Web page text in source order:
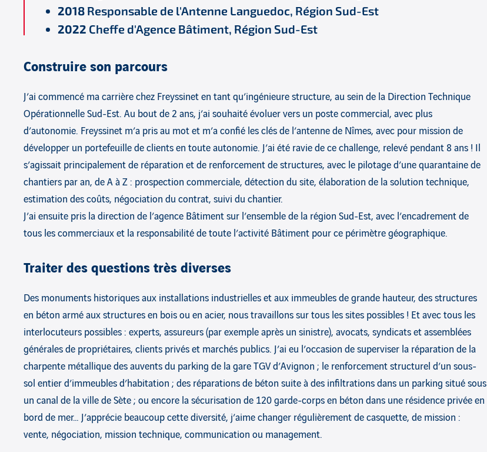
2018 Responsable de l'Antenne Languedoc, Région Sud-Est
2022 Cheffe d'Agence Bâtiment, Région Sud-Est
Construire son parcours
J’ai commencé ma carrière chez Freyssinet en tant qu’ingénieure structure, au sein de la Direction Technique
Opérationnelle Sud-Est. Au bout de 2 ans, j’ai souhaité évoluer vers un poste commercial, avec plus
d’autonomie. Freyssinet m’a pris au mot et m’a confié les clés de l’antenne de Nîmes, avec pour mission de
développer un portefeuille de clients en toute autonomie. J’ai été ravie de ce challenge, relevé pendant 8 ans ! Il
s’agissait principalement de réparation et de renforcement de structures, avec le pilotage d’une quarantaine de
chantiers par an, de A à Z : prospection commerciale, détection du site, élaboration de la solution technique,
estimation des coûts, négociation du contrat, suivi du chantier.
J’ai ensuite pris la direction de l’agence Bâtiment sur l’ensemble de la région Sud-Est, avec l’encadrement de
tous les commerciaux et la responsabilité de toute l’activité Bâtiment pour ce périmètre géographique.
Traiter des questions très diverses
Des monuments historiques aux installations industrielles et aux immeubles de grande hauteur, des structures
en béton armé aux structures en bois ou en acier, nous travaillons sur tous les sites possibles ! Et avec tous les
interlocuteurs possibles : experts, assureurs (par exemple après un sinistre), avocats, syndicats et assemblées
générales de propriétaires, clients privés et marchés publics. J’ai eu l’occasion de superviser la réparation de la
charpente métallique des auvents du parking de la gare TGV d’Avignon ; le renforcement structurel d’un sous-
sol entier d’immeubles d’habitation ; des réparations de béton suite à des infiltrations dans un parking situé sous
un canal de la ville de Sète ; ou encore la sécurisation de 120 garde-corps en béton dans une résidence privée en
bord de mer… J’apprécie beaucoup cette diversité, j’aime changer régulièrement de casquette, de mission :
vente, négociation, mission technique, communication ou management.